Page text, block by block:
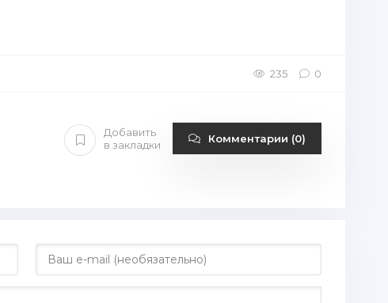
235 0
Добавить
в закладки
Комментарии (0)